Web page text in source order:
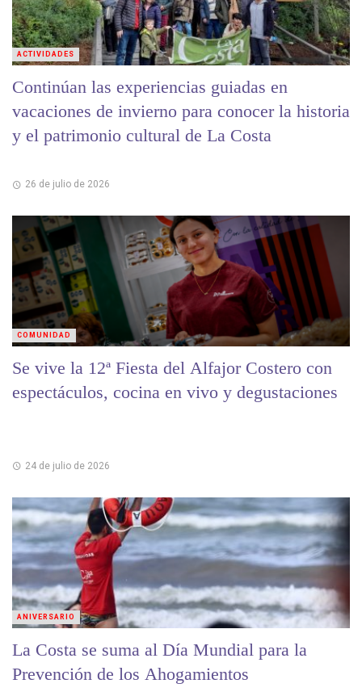
Continúan las experiencias guiadas en
vacaciones de invierno para conocer la historia
y el patrimonio cultural de La Costa
26 de julio de 2026
ACTIVIDADES
Se vive la 12ª Fiesta del Alfajor Costero con
espectáculos, cocina en vivo y degustaciones
24 de julio de 2026
COMUNIDAD
La Costa se suma al Día Mundial para la
Prevención de los Ahogamientos
ANIVERSARIO